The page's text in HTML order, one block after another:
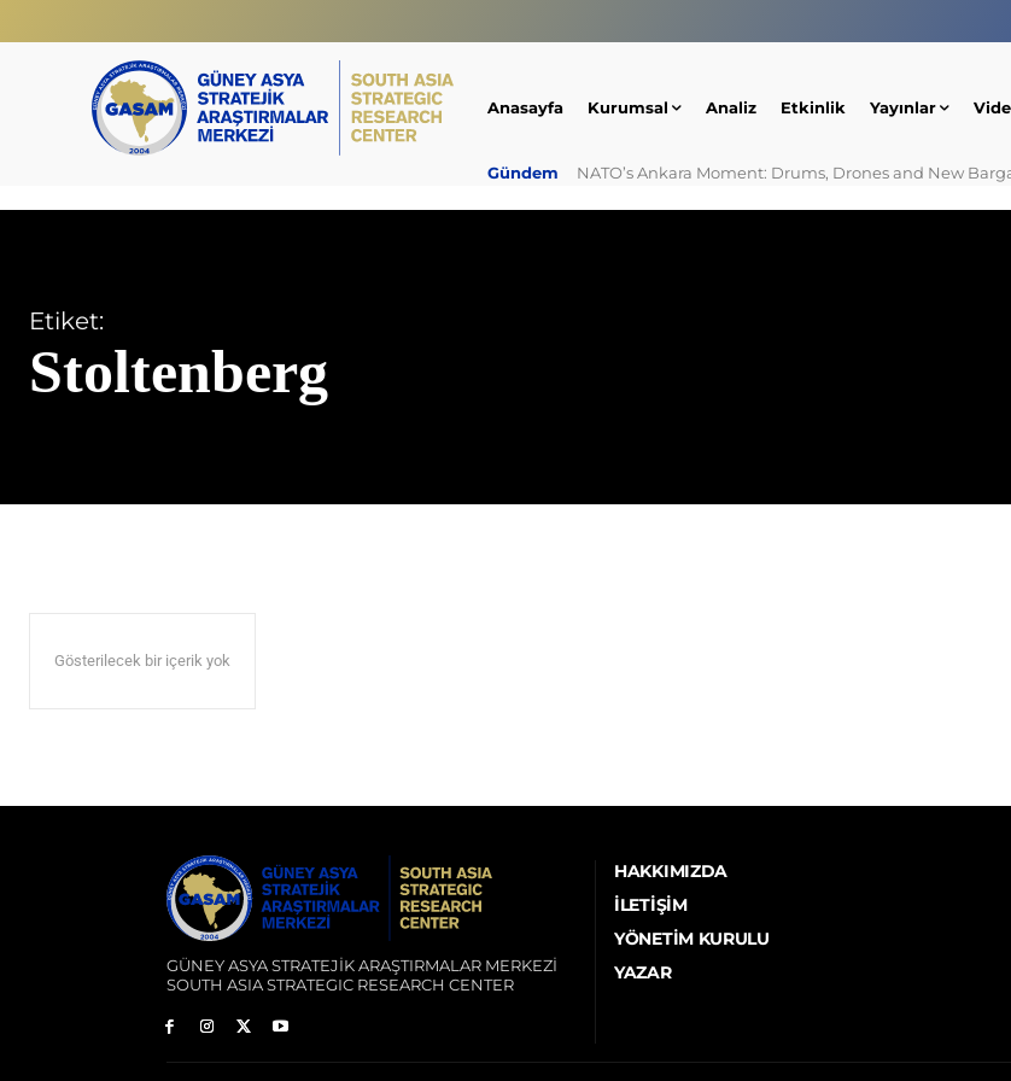
Anasayfa Kurumsal Analiz Etkinlik Yayınlar
Gündem NATO’s Ankara Moment: Drums, Drones and New
Etiket:
Stoltenberg
Gösterilecek bir içerik yok
GÜNEY ASYA STRATEJİK ARAŞTIRMALAR MERKEZİ
SOUTH ASIA STRATEGIC RESEARCH CENTER
HAKKIMIZDA
İLETIŞIM
YÖNETIM KURULU
YAZAR